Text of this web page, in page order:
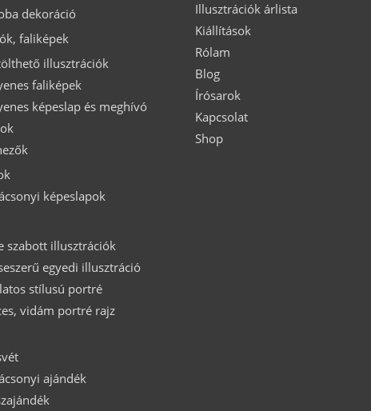
dekoráció
faliképek
illusztrációk
faliképek
képeslap és meghívó
képeslapok
szabott illusztrációk
egyedi illusztráció
stílusú portré
vidám portré rajz
ajándék
Illusztrációk árlista
Kiállítások
Rólam
Blog
Írósarok
Kapcsolat
Shop